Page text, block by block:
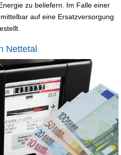
zu beliefern. Im Falle einer
auf eine Ersatzversorgung
Nettetal